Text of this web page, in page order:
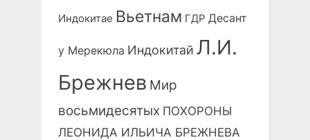
Индокитае Вьетнам ГДР Десант
у Мерекюла Индокитай Л.И.
Брежнев Мир
восьмидесятых ПОХОРОНЫ
ЛЕОНИДА ИЛЬИЧА БРЕЖНЕВА